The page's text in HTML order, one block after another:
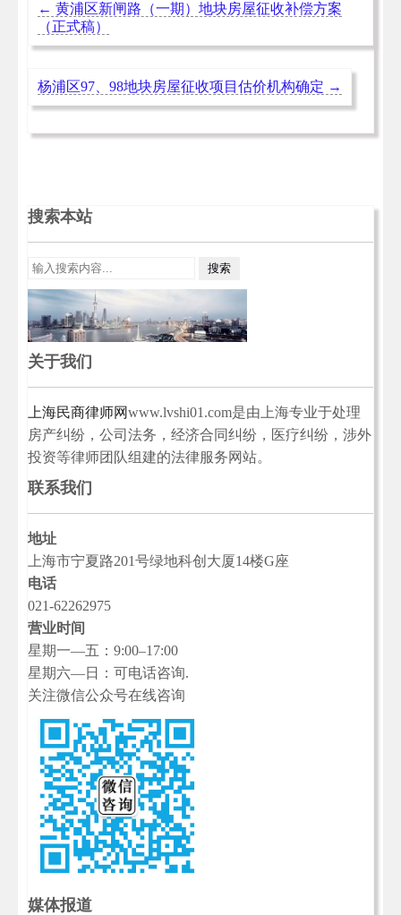
← 黄浦区新闸路（一期）地块房屋征收补偿方案
（正式稿）
杨浦区97、98地块房屋征收项目估价机构确定 →
搜索本站
关于我们
上海民商律师网www.lvshi01.com是由上海专业于处理
房产纠纷，公司法务，经济合同纠纷，医疗纠纷，涉外
投资等律师团队组建的法律服务网站。
联系我们
地址
上海市宁夏路201号绿地科创大厦14楼G座
电话
021-62262975
营业时间
星期一—五：9:00–17:00
星期六—日：可电话咨询.
关注微信公众号在线咨询
媒体报道